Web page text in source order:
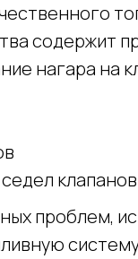
содержит
нагара на
клапанов
проблем,